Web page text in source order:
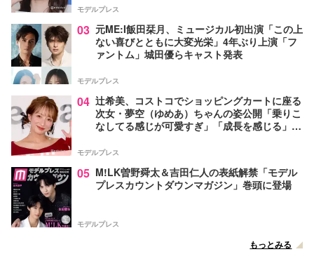
モデルプレス
03 元ME:I飯田栞月、ミュージカル初出演「この上
ない喜びとともに大変光栄」4年ぶり上演「フ
ァントム」城田優らキャスト発表
モデルプレス
04 辻希美、コストコでショッピングカートに座る
次女・夢空（ゆめあ）ちゃんの姿公開「乗りこ
なしてる感じが可愛すぎ」「成長を感じる」の
モデルプレス
05 M!LK曽野舜太＆吉田仁人の表紙解禁「モデル
プレスカウントダウンマガジン」巻頭に登場
モデルプレス
もっとみる